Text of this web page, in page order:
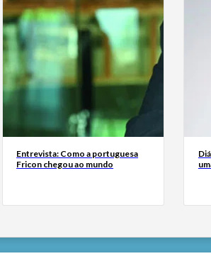
Entrevista: Como a portuguesa
Fricon chegou ao mundo